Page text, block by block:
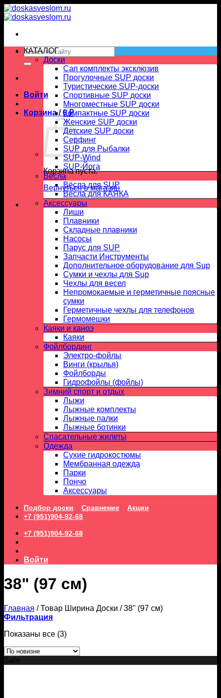
Skip
to
Искать:
Войти
Корзина /0₽
Корзина пуста.
Вернуться в магазин
КАТАЛОГ
Доски
Сап комплекты эксклюзив
Прогулочные SUP доски
Туристические SUP-доски
Спортивные SUP доски
Многоместные SUP доски
Компактные SUP доски
Женские SUP доски
Детские SUP доски
Серфинг
SUP для Рыбалки
SUP-Wind
SUP-Йога
Вёсла
Вёсла для SUP
Весла для КАЯКА
Аксессуары
Лиши
Плавники
Складные плавники
Насосы
Парус для SUP
Запчасти Инструменты
Дополнительное оборудование для Sup
Сумки и чехлы для Sup
Чехлы для весел
Непромокаемые и герметичные поясные
сумки
Герметичные чехлы для телефонов
Гермомешки
Каяки и каноэ
Каяки
Фойлбординг
Электро-фойлы
Винги (крылья)
Фойлборды
Гидрофойлы (фойлы)
Зимний спорт и отдых
Лыжи
Лыжные комплекты
Лыжные палки
Лыжные ботинки
Спасательные жилеты
Одежда
Сухие гидрокостюмы
Мембранная одежда
Парки
Пончо
Аксессуары
Подбор доски Сравнение
Акции
+7 (951)904-92-68
+7 (951)904-92-68
Войти
38" (97 см)
Главная /Товар Ширина Доски /38" (97 см)
Фильтрация
Показаны все (3)Сортировка:
недавние
Sale